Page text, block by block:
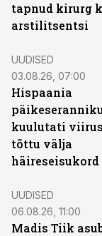
tapnud kirurg
arstilitsentsi
UUDISED
03.08.26, 07:00
Hispaania
kuulutati
tõttu välja
häireseisukord
UUDISED
06.08.26, 11:00
Madis Tiik